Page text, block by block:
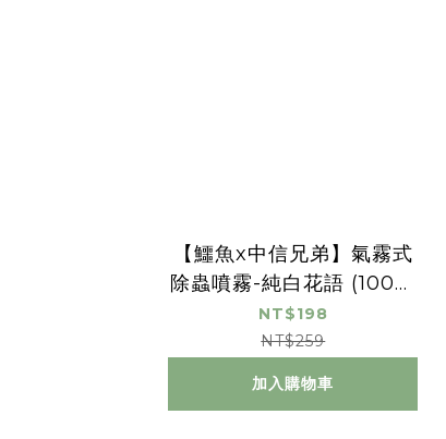
【鱷魚x中信兄弟】氣霧式
除蟲噴霧-純白花語 (100m
l)
NT$198
NT$259
加入購物車